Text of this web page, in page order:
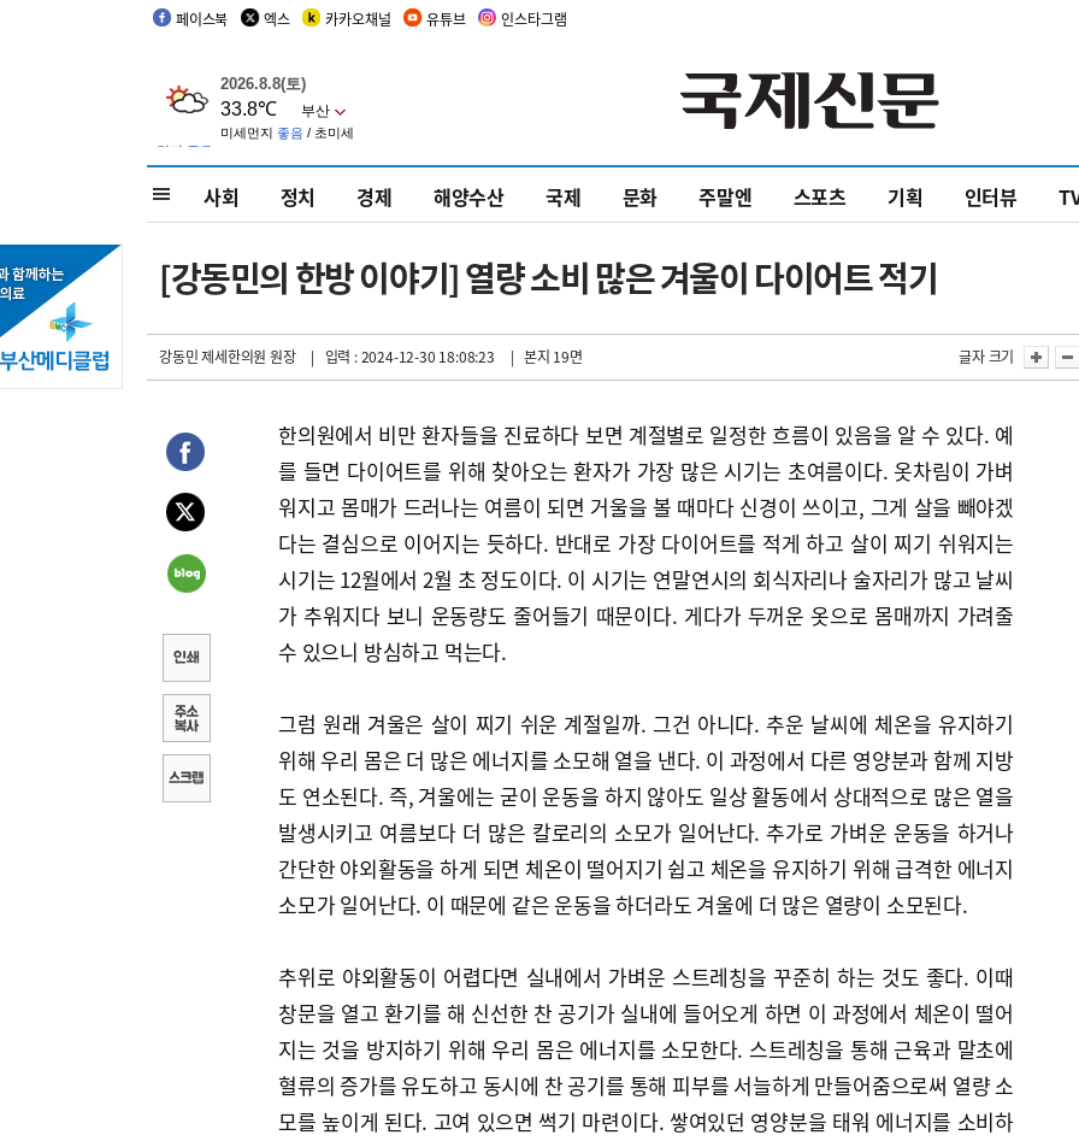
페이스북 엑스 카카오채널 유튜브 인스타그램
사회 정치 경제 해양수산 국제 문화 주말엔 스포츠 기획 인터뷰
[강동민의 한방 이야기] 열량 소비 많은 겨울이 다이어트 적기
강동민 제세한의원 원장 | 입력 : 2024-12-30 18:08:23 | 본지 19면 글자 크기
한의원에서 비만 환자들을 진료하다 보면 계절별로 일정한 흐름이 있음을 알 수 있다. 예
를 들면 다이어트를 위해 찾아오는 환자가 가장 많은 시기는 초여름이다. 옷차림이 가벼
워지고 몸매가 드러나는 여름이 되면 거울을 볼 때마다 신경이 쓰이고, 그게 살을 빼야겠
다는 결심으로 이어지는 듯하다. 반대로 가장 다이어트를 적게 하고 살이 찌기 쉬워지는
시기는 12월에서 2월 초 정도이다. 이 시기는 연말연시의 회식자리나 술자리가 많고 날씨
가 추워지다 보니 운동량도 줄어들기 때문이다. 게다가 두꺼운 옷으로 몸매까지 가려줄
수 있으니 방심하고 먹는다.
그럼 원래 겨울은 살이 찌기 쉬운 계절일까. 그건 아니다. 추운 날씨에 체온을 유지하기
위해 우리 몸은 더 많은 에너지를 소모해 열을 낸다. 이 과정에서 다른 영양분과 함께 지방
도 연소된다. 즉, 겨울에는 굳이 운동을 하지 않아도 일상 활동에서 상대적으로 많은 열을
발생시키고 여름보다 더 많은 칼로리의 소모가 일어난다. 추가로 가벼운 운동을 하거나
간단한 야외활동을 하게 되면 체온이 떨어지기 쉽고 체온을 유지하기 위해 급격한 에너지
소모가 일어난다. 이 때문에 같은 운동을 하더라도 겨울에 더 많은 열량이 소모된다.
추위로 야외활동이 어렵다면 실내에서 가벼운 스트레칭을 꾸준히 하는 것도 좋다. 이때
창문을 열고 환기를 해 신선한 찬 공기가 실내에 들어오게 하면 이 과정에서 체온이 떨어
지는 것을 방지하기 위해 우리 몸은 에너지를 소모한다. 스트레칭을 통해 근육과 말초에
혈류의 증가를 유도하고 동시에 찬 공기를 통해 피부를 서늘하게 만들어줌으로써 열량 소
모를 높이게 된다. 고여 있으면 썩기 마련이다. 쌓여있던 영양분을 태워 에너지를 소비하